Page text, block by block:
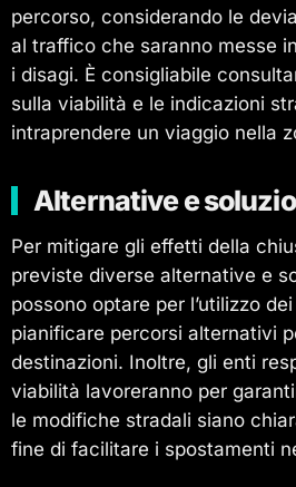
percorso, considerando le
al traffico che saranno messe
i disagi. È consigliabile
sulla viabilità e le indicazioni
intraprendere un viaggio nella
Alternative e
Per mitigare gli effetti della
previste diverse alternative e
possono optare per l’utilizzo
pianificare percorsi alternativi
destinazioni. Inoltre, gli enti
viabilità lavoreranno per
le modifiche stradali siano
fine di facilitare i spostamenti